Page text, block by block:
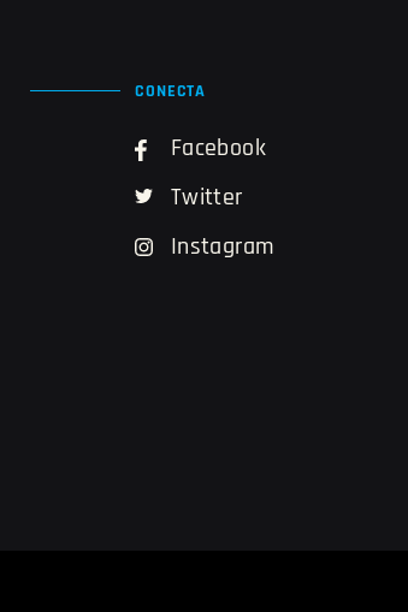
CONECTA
Facebook
Twitter
Instagram